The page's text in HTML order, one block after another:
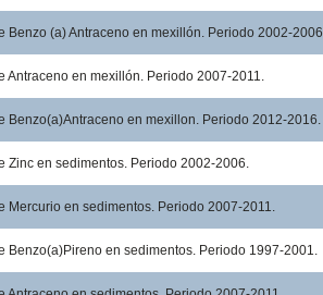
Benzo (a) Antraceno en mexillón. Periodo 2002-2006.
Antraceno en mexillón. Periodo 2007-2011.
Benzo(a)Antraceno en mexillon. Periodo 2012-2016.
Zinc en sedimentos. Periodo 2002-2006.
Mercurio en sedimentos. Periodo 2007-2011.
Benzo(a)Pireno en sedimentos. Periodo 1997-2001.